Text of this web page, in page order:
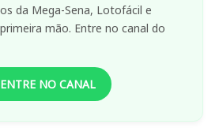
da Mega-Sena, Lotofácil e
mão. Entre no canal do
ENTRE NO CANAL